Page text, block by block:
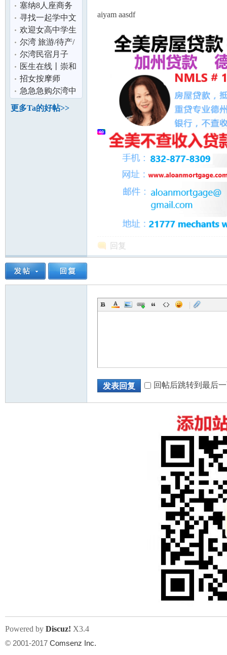
州
塞纳8人座商务
车出租,赴美生子
DIY最适合
寻找一起学中文
的小伙伴
欢迎女高中学生
寄宿 美国尔湾顶
级学区全职
尔湾 旅游/待产/
商务 首选 高档社
区 2房2卫
尔湾民宿月子
949-212-3705 免
费专车接送 看
医生在线丨崇和
平医生这个华裔
医生值得你考
招女按摩师
急急急购尔湾中
餐馆
更多Ta的好帖>>
aiyam aasdf
回复
|
发表回复 回帖后跳转到最后
Powered by Discuz! X3.4
© 2001-2017 Comsenz Inc.